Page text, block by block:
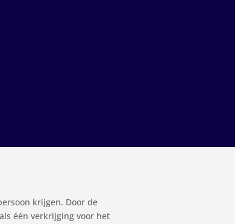
krijgen. Door de
één verkrijging voor het